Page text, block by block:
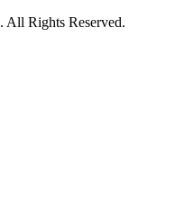
All Rights Reserved.